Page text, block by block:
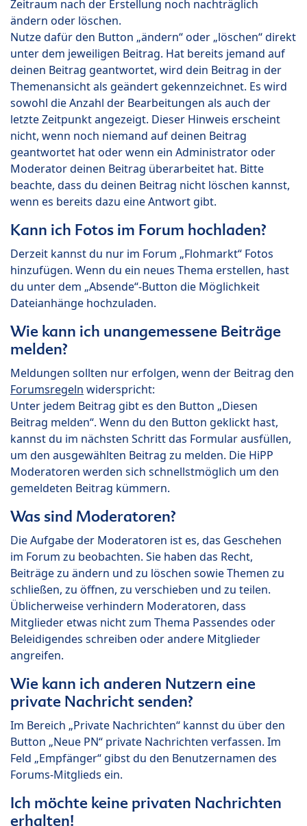
Zeitraum nach der Erstellung noch nachträglich
ändern oder löschen.
Nutze dafür den Button „ändern“ oder „löschen“ direkt
unter dem jeweiligen Beitrag. Hat bereits jemand auf
deinen Beitrag geantwortet, wird dein Beitrag in der
Themenansicht als geändert gekennzeichnet. Es wird
sowohl die Anzahl der Bearbeitungen als auch der
letzte Zeitpunkt angezeigt. Dieser Hinweis erscheint
nicht, wenn noch niemand auf deinen Beitrag
geantwortet hat oder wenn ein Administrator oder
Moderator deinen Beitrag überarbeitet hat. Bitte
beachte, dass du deinen Beitrag nicht löschen kannst,
wenn es bereits dazu eine Antwort gibt.
Kann ich Fotos im Forum hochladen?
Derzeit kannst du nur im Forum „Flohmarkt“ Fotos
hinzufügen. Wenn du ein neues Thema erstellen, hast
du unter dem „Absende“-Button die Möglichkeit
Dateianhänge hochzuladen.
Wie kann ich unangemessene Beiträge
melden?
Meldungen sollten nur erfolgen, wenn der Beitrag den
Forumsregeln widerspricht:
Unter jedem Beitrag gibt es den Button „Diesen
Beitrag melden“. Wenn du den Button geklickt hast,
kannst du im nächsten Schritt das Formular ausfüllen,
um den ausgewählten Beitrag zu melden. Die HiPP
Moderatoren werden sich schnellstmöglich um den
gemeldeten Beitrag kümmern.
Was sind Moderatoren?
Die Aufgabe der Moderatoren ist es, das Geschehen
im Forum zu beobachten. Sie haben das Recht,
Beiträge zu ändern und zu löschen sowie Themen zu
schließen, zu öffnen, zu verschieben und zu teilen.
Üblicherweise verhindern Moderatoren, dass
Mitglieder etwas nicht zum Thema Passendes oder
Beleidigendes schreiben oder andere Mitglieder
angreifen.
Wie kann ich anderen Nutzern eine
private Nachricht senden?
Im Bereich „Private Nachrichten“ kannst du über den
Button „Neue PN“ private Nachrichten verfassen. Im
Feld „Empfänger“ gibst du den Benutzernamen des
Forums-Mitglieds ein.
Ich möchte keine privaten Nachrichten
erhalten!